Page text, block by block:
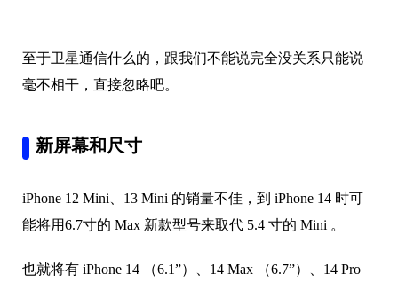
至于卫星通信什么的，跟我们不能说完全没关系只能说
毫不相干，直接忽略吧。
新屏幕和尺寸
iPhone 12 Mini、13 Mini 的销量不佳，到 iPhone 14 时可
能将用6.7寸的 Max 新款型号来取代 5.4 寸的 Mini 。
也就将有 iPhone 14 （6.1”）、14 Max （6.7”）、14 Pro